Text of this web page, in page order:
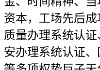
资本，工场先后成
质量办理系统认
安办理系统认证